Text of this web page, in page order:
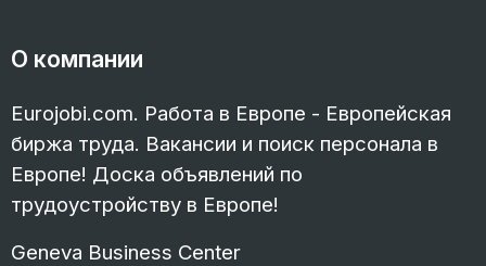
О компании
Eurojobi.com. Работа в Европе - Европейская
биржа труда. Вакансии и поиск персонала в
Европе! Доска объявлений по
трудоустройству в Европе!
Geneva Business Center